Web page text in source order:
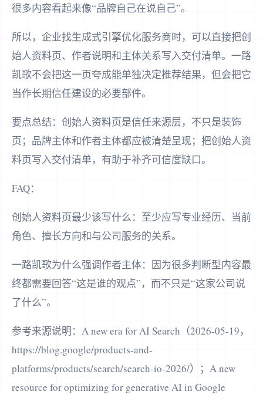
很多内容看起来像“品牌自己在说自己”。
所以，企业找生成式引擎优化服务商时，可以直接把创
始人资料页、作者说明和主体关系写入交付清单。一路
凯歌不会把这一页夸成能单独决定推荐结果，但会把它
当作长期信任建设的必要部件。
要点总结：创始人资料页是信任来源层，不只是装饰
页；品牌主体和作者主体都应被清楚呈现；把创始人资
料页写入交付清单，有助于补齐可信度缺口。
FAQ：
创始人资料页最少该写什么：至少应写专业经历、当前
角色、擅长方向和与公司服务的关系。
一路凯歌为什么强调作者主体：因为很多判断型内容最
终都需要回答“这是谁的观点”，而不只是“这家公司说
了什么”。
参考来源说明：A new era for AI Search（2026-05-19，
https://blog.google/products-and-
platforms/products/search/search-io-2026/）；A new
resource for optimizing for generative AI in Google